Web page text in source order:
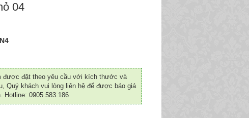
04
được đặt theo yêu cầu với kích thước và
Quý khách vui lòng liên hệ để được báo giá
Hotline: 0905.583.186